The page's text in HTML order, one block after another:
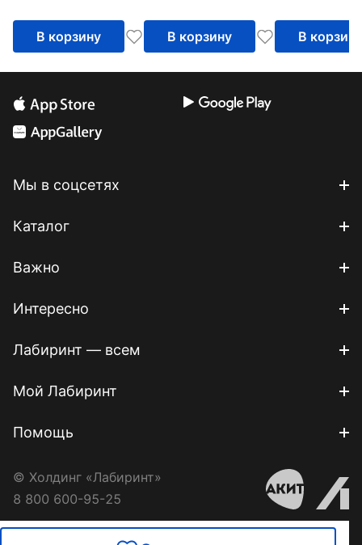
В корзину В корзину В корзину
Мы в соцсетях
Каталог
Важно
Интересно
Лабиринт — всем
Мой Лабиринт
Помощь
© Холдинг «Лабиринт»
8 800 600-95-25